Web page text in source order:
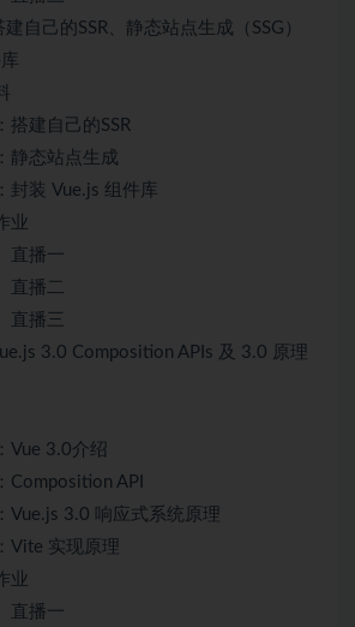
自己的SSR、静态站点生成（SSG）
搭建自己的SSR
静态站点生成
封装 Vue.js 组件库
业
直播一
直播二
直播三
3.0 Composition APIs 及 3.0 原理
Vue 3.0介绍
Composition API
Vue.js 3.0 响应式系统原理
Vite 实现原理
业
直播一